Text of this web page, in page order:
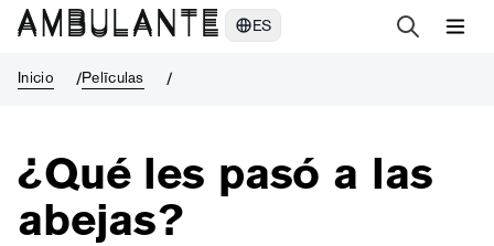
ES
Inicio Pelīculas
¿Qué les pasó a las
abejas?
¿Qué les pasó a las abejas?